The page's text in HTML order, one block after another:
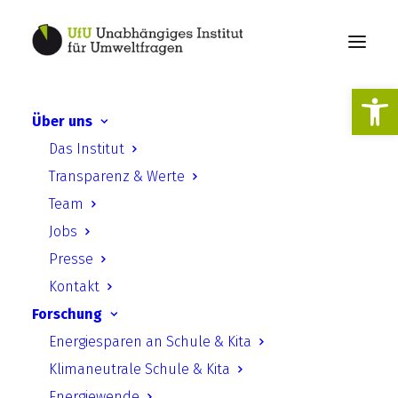
Über uns
Das Institut
Transparenz & Werte
Team
Jobs
Presse
Kontakt
Forschung
Energiesparen an Schule & Kita
Klimaneutrale Schule & Kita
NDC Participation
Guidebook – Climate
Action through Civil Society
Participation